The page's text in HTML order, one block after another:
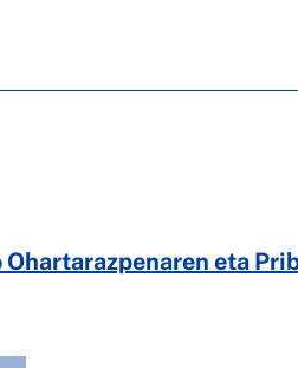
Ohartarazpenaren eta